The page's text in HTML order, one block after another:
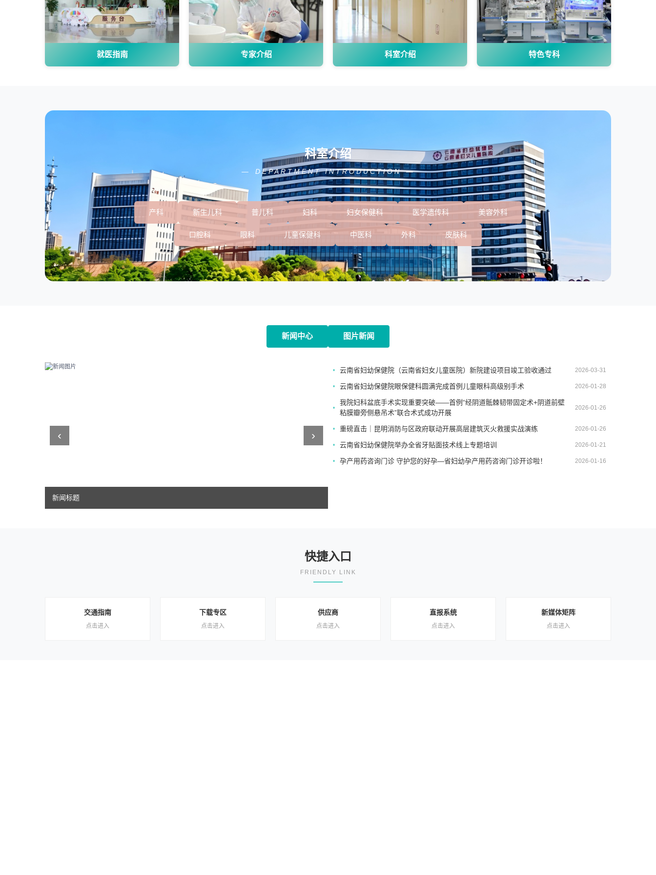
就医指南 专家介绍 科室介绍 特色专科
科室介绍
DEPARTMENT INTRODUCTION
产科 新生儿科 普儿科 妇科 妇女保健科 医学遗传科 美容外科
口腔科 眼科 儿童保健科 中医科 外科 皮肤科
新闻中心 图片新闻
‹
新闻标题
›
• 云南省妇幼保健院（云南省妇女儿童医院）新院建设项目竣工验收通过 2026-03-31
• 云南省妇幼保健院眼保健科圆满完成首例儿童眼科高级别手术 2026-01-28
•
我院妇科盆底手术实现重要突破——首例“经阴道骶棘韧带固定术+阴道前壁
粘膜瓣旁侧悬吊术”联合术式成功开展
2026-01-26
• 重磅直击｜昆明消防与区政府联动开展高层建筑灭火救援实战演练 2026-01-26
• 云南省妇幼保健院举办全省牙贴面技术线上专题培训 2026-01-21
• 孕产用药咨询门诊 守护您的好孕—省妇幼孕产用药咨询门诊开诊啦！ 2026-01-16
快捷入口
FRIENDLY LINK
交通指南
点击进入
下载专区
点击进入
供应商
点击进入
直报系统
点击进入
新媒体矩阵
点击进入